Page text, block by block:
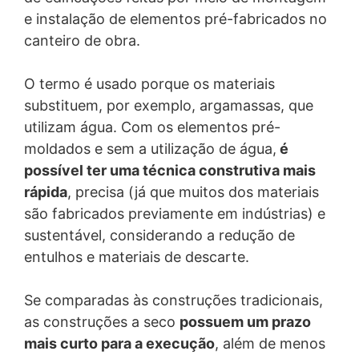
Selantes
Superfícies
Estações de
Tratamento de Água
e Efluentes
Pontes
Torres Eólicas
Túneis
Juntas &
Selantes
Edifícios
Comerciais e
Residenciais
Estacionamentos
e instalação de elementos pré-fabricados no
canteiro de obra.
O termo é usado porque os materiais
substituem, por exemplo, argamassas, que
utilizam água. Com os elementos pré-
moldados e sem a utilização de água, é
possível ter uma técnica construtiva mais
rápida, precisa (já que muitos dos materiais
são fabricados previamente em indústrias) e
sustentável, considerando a redução de
entulhos e materiais de descarte.
Se comparadas às construções tradicionais,
as construções a seco possuem um prazo
mais curto para a execução, além de menos
sempre vinculando às Bases Legais estabelecidas pela
LGPD, de forma correta e compatível com a finalidade
do tratamento. Podemos tratar seus dados pessoais em
judicial, administrativo ou arbitral, mediante o seu
fornecimento de consentimento, em nosso legítimo
interesse ou de terceiros, desde que preenchidos os
requisitos legais para tanto; quando for necessário para
o cumprimento de obrigação legal ou para proteção do
crédito. Quem pode ter acesso aos seus dados?
Nós não compartilhamos os seus dados pessoais com
terceiros ou pessoas não autorizadas a acessá-los.
Suas informações poderão ser compartilhadas nos
seguintes casos:
• Por obrigação legal, o que pode incluir requisições ou
(INSS, Receita Federal, Polícia Civil, Polícia Federal,
Exército, etc), do Ministério Público, órgãos
reguladores, autoridades judiciais ou administrativas e
sindicatos;
Mensagem
Enviar arquivo
Tamanho total do arquivo:MB /MB
Estou de acordo com a Política de Privacidade
This site is protected by reCAPTCH and the GooglePrivacy Policy